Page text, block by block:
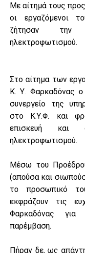
Με αίτημά τους
οι εργαζόμενοι
ζήτησαν την
ηλεκτροφωτισμού.
Στο αίτημα των
Κ. Υ. Φαρκαδόνας ο
συνεργείο της
στο Κ.Υ.Φ. και
επισκευή και
ηλεκτροφωτισμού.
Μέσω του
(απούσα και
το προσωπικό
εκφράζουν τις
Φαρκαδόνας για
παρέμβαση.
Πήραν δε, ως